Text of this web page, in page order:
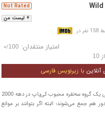
+ لیست من
Not Rated
در
امتیاز منتقدان: -/100
10
با زیرنویس فارسی
بیست سال پس از آنکه یک رسوایی باعث فروپاشی یک گروه سه‌نفره محبوب کی‌پاپ در دهه 2000
هم جمع می‌شوند؛ البته اگر بتوانند بر موانع